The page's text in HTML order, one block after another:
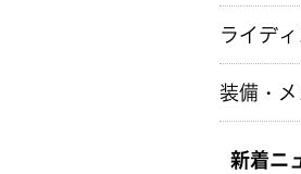
ライデ
装備・
新着ニ